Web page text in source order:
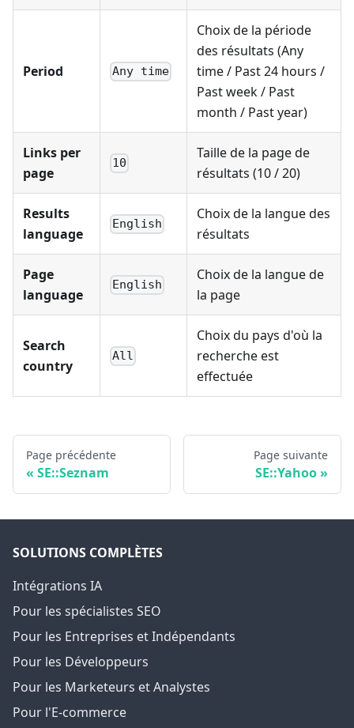
Period Any time
Choix de la période
des résultats (Any
time / Past 24 hours /
Past week / Past
month / Past year)
Links per
page
10
Taille de la page de
résultats (10 / 20)
Results
language
English
Choix de la langue des
résultats
Page
language
English
Choix de la langue de
la page
Search
country
All
Choix du pays d'où la
recherche est
effectuée
Page précédente
SE::Seznam
Page suivante
SE::Yahoo
SOLUTIONS COMPLÈTES
Intégrations IA
Pour les spécialistes SEO
Pour les Entreprises et Indépendants
Pour les Développeurs
Pour les Marketeurs et Analystes
Pour l'E-commerce